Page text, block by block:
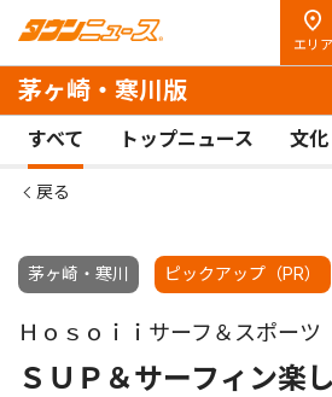
エリア
茅ヶ崎・寒川版
すべて トップニュース 文化
戻る
茅ヶ崎・寒川 ピックアップ（PR）
Ｈｏｓｏｉｉサーフ＆スポーツ
ＳＵＰ＆サーフィン楽